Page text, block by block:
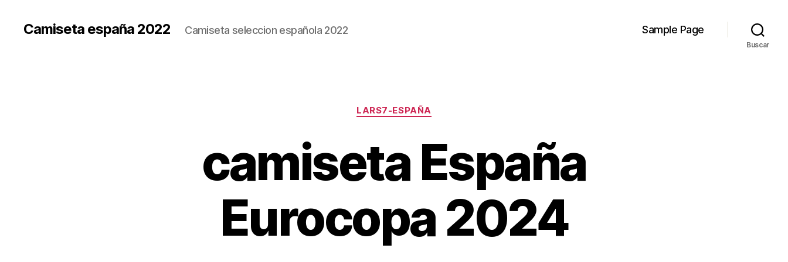
Camiseta españa 2022 Camiseta seleccion española 2022 Sample Page
Buscar
Categorías
LARS7-ESPAÑA
camiseta España
Eurocopa 2024